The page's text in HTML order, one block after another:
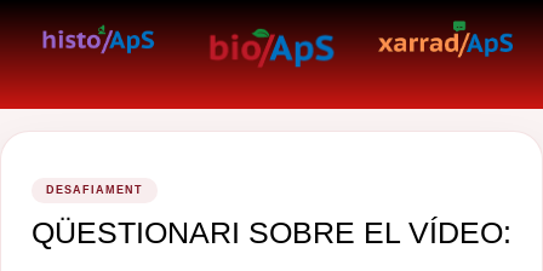
DESAFIAMENT
QÜESTIONARI SOBRE EL VÍDEO: